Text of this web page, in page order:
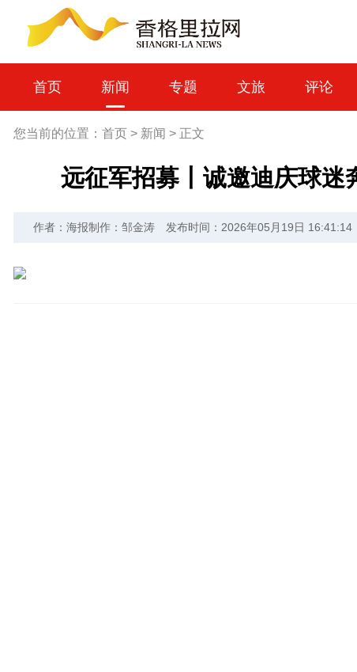
首页 新闻 专题 文旅 评论
您当前的位置： 首页 > 新闻 > 正文
远征军招募丨诚邀迪庆球迷
作者：海报制作：邹金涛 发布时间：2026年05月19日 16:41:14